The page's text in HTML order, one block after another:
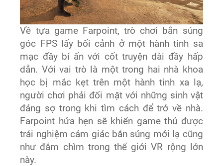
Về tựa game Farpoint, trò chơi bắn súng
góc FPS lấy bối cảnh ở một hành tinh sa
mạc đầy bí ẩn với cốt truyện dài đầy hấp
dẫn. Với vai trò là một trong hai nhà khoa
học bị mắc kẹt trên một hành tinh xa lạ,
người chơi phải đối mặt với những sinh vật
đáng sợ trong khi tìm cách để trở về nhà.
Farpoint hứa hẹn sẽ khiến game thủ được
trải nghiệm cảm giác bắn súng mới lạ cũng
như đắm chìm trong thế giới VR rộng lớn
này.